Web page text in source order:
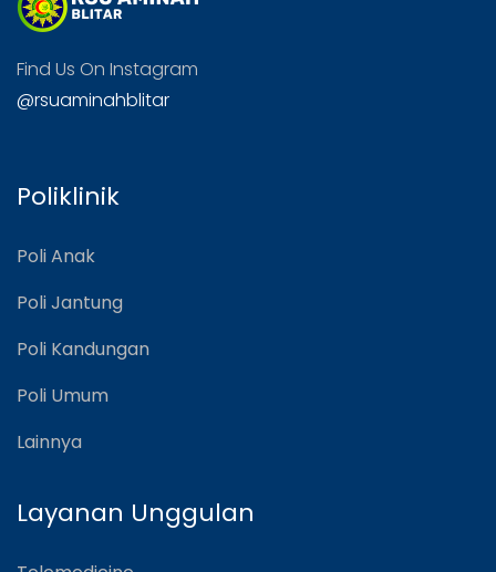
Find Us On Instagram
@rsuaminahblitar
Poliklinik
Poli Anak
Poli Jantung
Poli Kandungan
Poli Umum
Lainnya
Layanan Unggulan